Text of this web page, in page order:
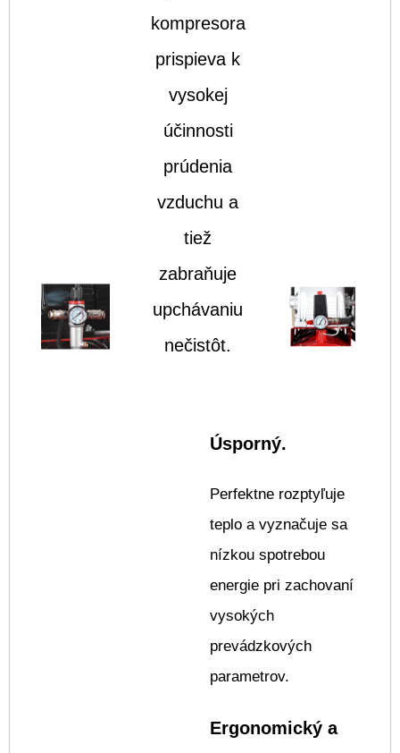
kompresora
prispieva k
vysokej
účinnosti
prúdenia
vzduchu a
tiež
zabraňuje
upchávaniu
nečistôt.
Úsporný.
Perfektne rozptyľuje
teplo a vyznačuje sa
nízkou spotrebou
energie pri zachovaní
vysokých
prevádzkových
parametrov.
Ergonomický a